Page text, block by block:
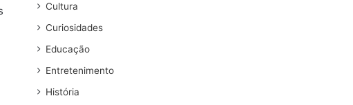
Cultura
Curiosidades
Educação
Entretenimento
História